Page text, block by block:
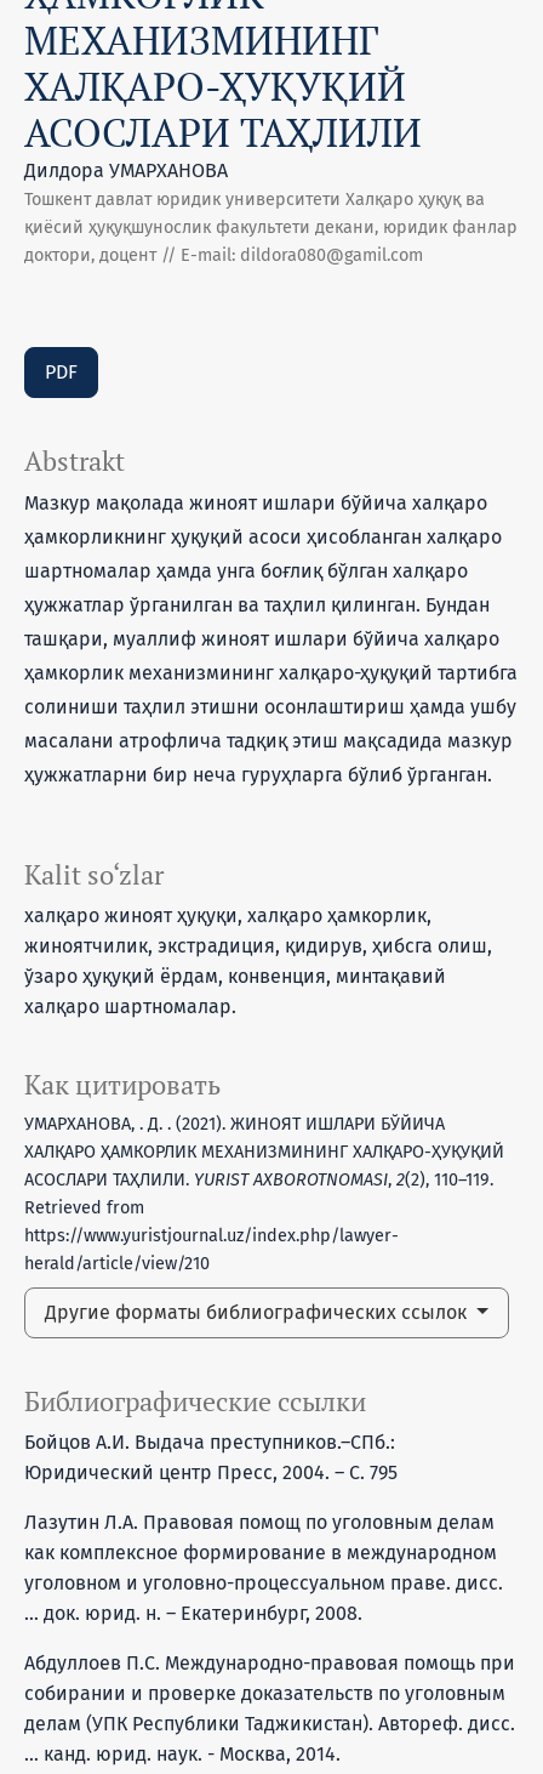
МЕХАНИЗМИНИНГ
ХАЛҚАРО-ҲУҚУҚИЙ
АСОСЛАРИ ТАҲЛИЛИ
Дилдора УМАРХАНОВА
Тошкент давлат юридик университети Халқаро ҳуқуқ ва
қиёсий ҳуқуқшунослик факультети декани, юридик фанлар
доктори, доцент // E-mail: dildora080@gamil.com
PDF
Kalit so‘zlar
халқаро жиноят ҳуқуқи, халқаро ҳамкорлик,
жиноятчилик, экстрадиция, қидирув, ҳибсга олиш,
ўзаро ҳуқуқий ёрдам, конвенция, минтақавий
халқаро шартномалар.
Как цитировать
УМАРХАНОВА, . Д. . (2021). ЖИНОЯТ ИШЛАРИ БЎЙИЧА
ХАЛҚАРО ҲАМКОРЛИК МЕХАНИЗМИНИНГ ХАЛҚАРО-ҲУҚУҚИЙ
АСОСЛАРИ ТАҲЛИЛИ. YURIST AXBOROTNOMASI, 2(2), 110–119.
Retrieved from
https://www.yuristjournal.uz/index.php/lawyer-
herald/article/view/210
Другие форматы библиографических ссылок
Abstrakt
Мазкур мақолада жиноят ишлари бўйича халқаро
ҳамкорликнинг ҳуқуқий асоси ҳисобланган халқаро
шартномалар ҳамда унга боғлиқ бўлган халқаро
ҳужжатлар ўрганилган ва таҳлил қилинган. Бундан
ташқари, муаллиф жиноят ишлари бўйича халқаро
ҳамкорлик механизмининг халқаро-ҳуқуқий тартибга
солиниши таҳлил этишни осонлаштириш ҳамда ушбу
масалани атрофлича тадқиқ этиш мақсадида мазкур
ҳужжатларни бир неча гуруҳларга бўлиб ўрганган.
Библиографические ссылки
Бойцов А.И. Выдача преступников.–СПб.:
Юридический центр Пресс, 2004. – С. 795
Лазутин Л.А. Правовая помощ по уголовным делам
как комплексное формирование в международном
уголовном и уголовно-процессуальном праве. дисс.
… док. юрид. н. – Екатеринбург, 2008.
Абдуллоев П.С. Международно-правовая помощь при
собирании и проверке доказательств по уголовным
делам (УПК Республики Таджикистан). Автореф. дисс.
… канд. юрид. наук. - Москва, 2014.